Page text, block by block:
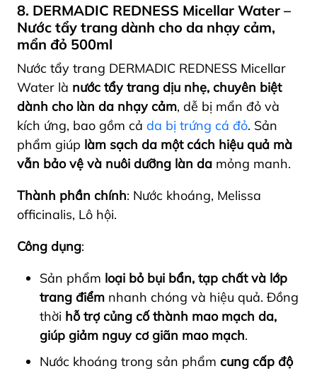
8. DERMADIC REDNESS Micellar Water –
Nước tẩy trang dành cho da nhạy cảm,
mẩn đỏ 500ml
Nước tẩy trang DERMADIC REDNESS Micellar
Water là nước tẩy trang dịu nhẹ, chuyên biệt
dành cho làn da nhạy cảm, dễ bị mẩn đỏ và
kích ứng, bao gồm cả da bị trứng cá đỏ. Sản
phẩm giúp làm sạch da một cách hiệu quả mà
vẫn bảo vệ và nuôi dưỡng làn da mỏng manh.
Thành phần chính: Nước khoáng, Melissa
officinalis, Lô hội.
Công dụng:
Sản phẩm loại bỏ bụi bẩn, tạp chất và lớp
trang điểm nhanh chóng và hiệu quả. Đồng
thời hỗ trợ củng cố thành mao mạch da,
giúp giảm nguy cơ giãn mao mạch.
Nước khoáng trong sản phẩm cung cấp độ